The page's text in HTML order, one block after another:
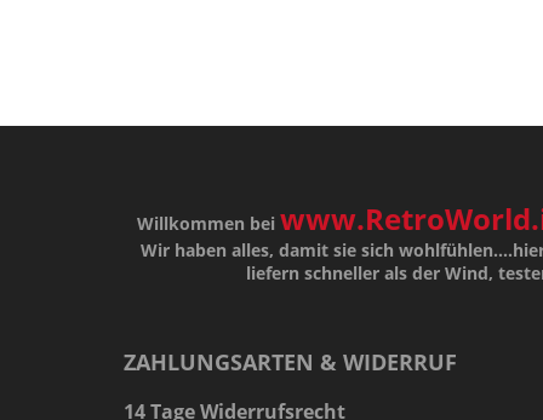
Willkommen bei
Wir haben alles, damit sie sich
liefern schneller als der Wind,
ZAHLUNGSARTEN & WIDERRUF
14 Tage Widerrufsrecht